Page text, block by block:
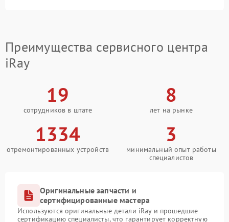
Преимущества сервисного центра
iRay
19
сотрудников в штате
8
лет на рынке
1334
отремонтированных устройств
3
минимальный опыт работы
специалистов
Оригинальные запчасти и
сертифицированные мастера
Используются оригинальные детали iRay и прошедшие
сертификацию специалисты, что гарантирует корректную